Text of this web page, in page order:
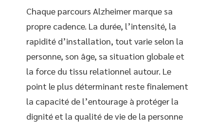
Chaque parcours Alzheimer marque sa
propre cadence. La durée, l’intensité, la
rapidité d’installation, tout varie selon la
personne, son âge, sa situation globale et
la force du tissu relationnel autour. Le
point le plus déterminant reste finalement
la capacité de l’entourage à protéger la
dignité et la qualité de vie de la personne